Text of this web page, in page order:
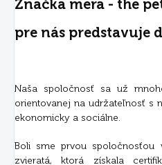
Značka mera - the
pre nás predstavuje
Naša spoločnosť sa už
orientovanej na udržateľnosť s
ekonomicky a sociálne.
Boli sme prvou spoločnosťou
zvieratá, ktorá získala